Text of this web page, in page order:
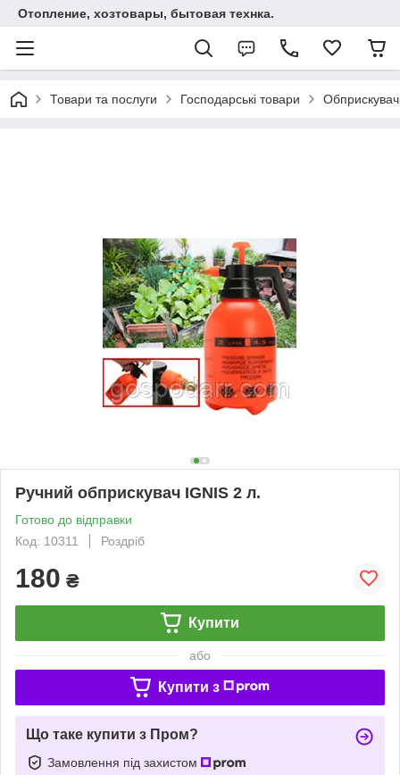
Отопление, хозтовары, бытовая технка.
Товари та послуги Господарські товари
Ручний обприскувач IGNIS 2 л.
Готово до відправки
Код: 10311
Роздріб
180 ₴
Купити
або
Купити з
Що таке купити з Пром?
Замовлення під захистом